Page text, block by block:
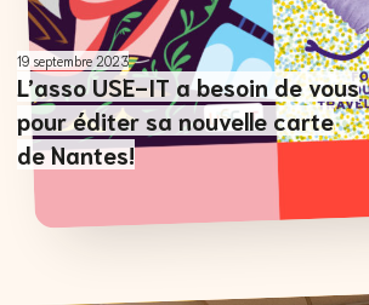
19 septembre 2023
L’asso USE-IT a besoin de vous
pour éditer sa nouvelle carte
de Nantes!